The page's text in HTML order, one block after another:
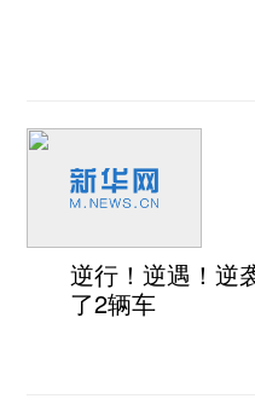
逆行！逆遇！逆
了2辆车